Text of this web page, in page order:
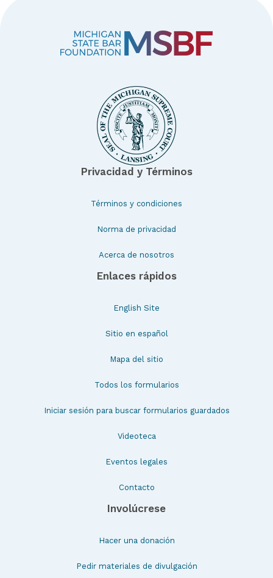
Privacidad y Términos
Términos y condiciones
Norma de privacidad
Acerca de nosotros
Enlaces rápidos
English Site
Sitio en español
Mapa del sitio
Todos los formularios
Iniciar sesión para buscar formularios guardados
Videoteca
Eventos legales
Contacto
Involúcrese
Hacer una donación
Pedir materiales de divulgación